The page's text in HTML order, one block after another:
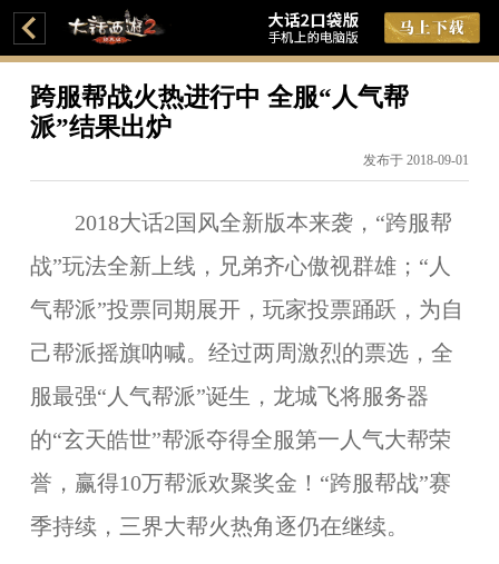
跨服帮战火热进行中 全服“人气帮
派”结果出炉
发布于 2018-09-01
2018大话2国风全新版本来袭，“跨服帮
战”玩法全新上线，兄弟齐心傲视群雄；“人
气帮派”投票同期展开，玩家投票踊跃，为自
己帮派摇旗呐喊。经过两周激烈的票选，全
服最强“人气帮派”诞生，龙城飞将服务器
的“玄天皓世”帮派夺得全服第一人气大帮荣
誉，赢得10万帮派欢聚奖金！“跨服帮战”赛
季持续，三界大帮火热角逐仍在继续。